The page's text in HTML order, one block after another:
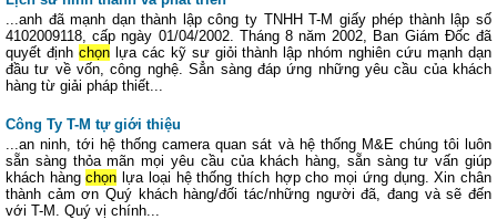
...anh đã mạnh dạn thành lập công ty TNHH T-M giấy phép thành lập số
4102009118, cấp ngày 01/04/2002. Tháng 8 năm 2002, Ban Giám Đốc đã
quyết định chọnlựa các kỹ sư giỏi thành lập nhóm nghiên cứu mạnh dạn
đầu tư về vốn, công nghệ. Sẳn sàng đáp ứng những yêu cầu của khách
hàng từ giải pháp thiết...
Công Ty T-M tự giới thiệu
...an ninh, tới hệ thống camera quan sát và hệ thống M&E chúng tôi luôn
sẵn sàng thỏa mãn mọi yêu cầu của khách hàng, sẵn sàng tư vấn giúp
khách hàngchọn lựa loại hệ thống thích hợp cho mọi ứng dụng. Xin chân
thành cảm ơn Quý khách hàng/đối tác/những người đã, đang và sẽ đến
với T-M. Quý vị chính...